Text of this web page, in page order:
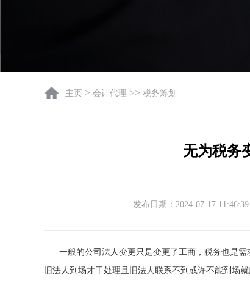
主页 > 会计代理 >> 税务筹划
无为税务
发布日期：2024-07-17 11:46:39
一般的公司法人变更只是变更了工商，税务也是
旧法人到场才干处理且旧法人联系不到或许不能到场